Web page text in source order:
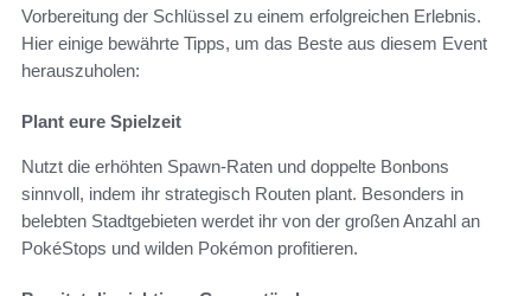
Vorbereitung der Schlüssel zu einem erfolgreichen Erlebnis.
Hier einige bewährte Tipps, um das Beste aus diesem Event
herauszuholen:
Plant eure Spielzeit
Nutzt die erhöhten Spawn-Raten und doppelte Bonbons
sinnvoll, indem ihr strategisch Routen plant. Besonders in
belebten Stadtgebieten werdet ihr von der großen Anzahl an
PokéStops und wilden Pokémon profitieren.